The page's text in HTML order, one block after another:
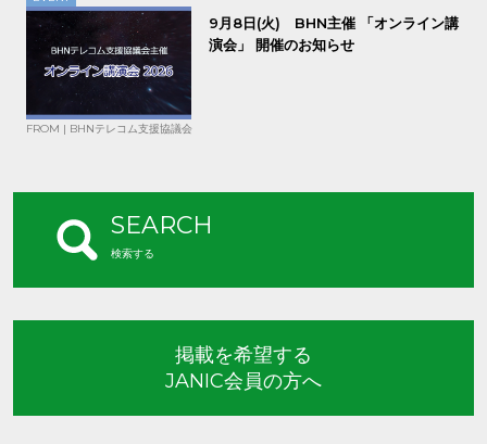
9月8日(火) BHN主催 「オンライン講
演会」 開催のお知らせ
FROM | BHNテレコム支援協議会
SEARCH
検索する
掲載を希望する
JANIC会員の方へ